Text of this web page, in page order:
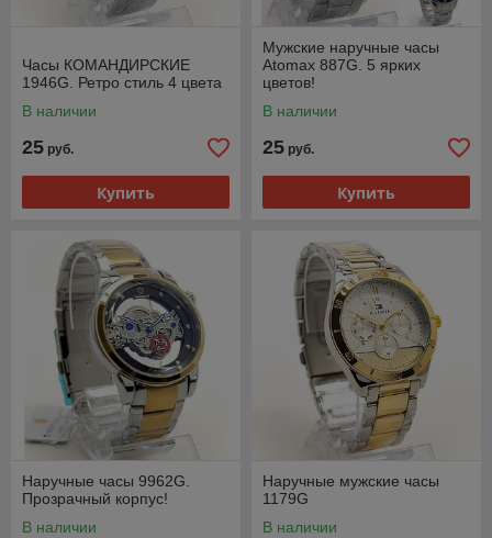
Часы КОМАНДИРСКИЕ
1946G. Ретро стиль 4 цвета
В наличии
25 руб.
Купить
Мужские наручные часы
Atomax 887G. 5 ярких
цветов!
В наличии
25 руб.
Купить
Наручные часы 9962G.
Прозрачный корпус!
В наличии
Наручные мужские часы
1179G
В наличии